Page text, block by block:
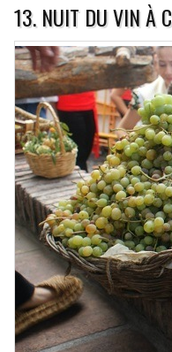
13. NUIT DU VIN À